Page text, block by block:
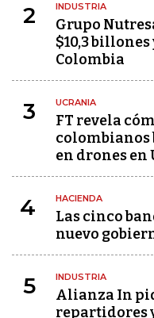
2 INDUSTRIA
Grupo
$10,3
Colombia
3 UCRANIA
FT revela
colombianos
en drones en
4 HACIENDA
Las cinco
nuevo
5 INDUSTRIA
Alianza In
repartidores